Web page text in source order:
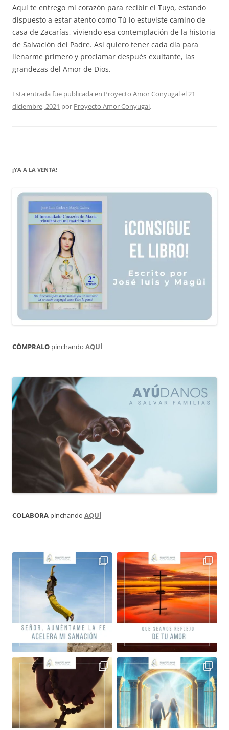
Aquí te entrego mi corazón para recibir el Tuyo, estando
dispuesto a estar atento como Tú lo estuviste camino de
casa de Zacarías, viviendo esa contemplación de la historia
de Salvación del Padre. Así quiero tener cada día para
llenarme primero y proclamar después exultante, las
grandezas del Amor de Dios.
Esta entrada fue publicada en Proyecto Amor Conyugalel21
diciembre, 2021 por Proyecto Amor Conyugal.
¡YA A LA VENTA!
CÓMPRALO pinchando AQUÍ
COLABORA pinchando AQUÍ